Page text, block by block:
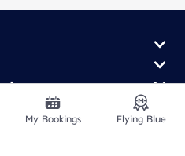
My Bookings Flying Blue